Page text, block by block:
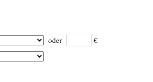
oder €